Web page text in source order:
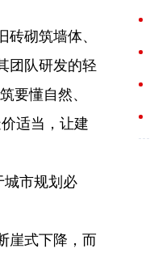
砌筑墙体、
团队研发的轻
要懂自然、
适当，让建
市规划必
崖式下降，而